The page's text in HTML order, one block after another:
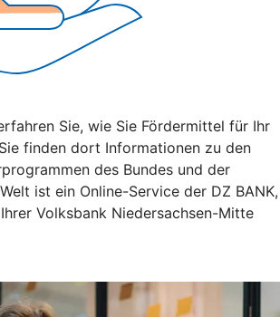
Sie, wie Sie Fördermittel für Ihr
finden dort Informationen zu den
des Bundes und der
ist ein Online-Service der DZ BANK,
Volksbank Niedersachsen-Mitte